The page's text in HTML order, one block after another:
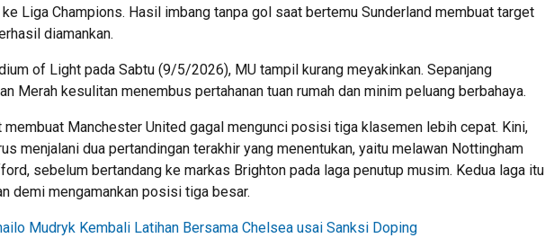
Liga Champions. Hasil imbang tanpa gol saat bertemu Sunderland membuat target
diamankan.
of Light pada Sabtu (9/5/2026), MU tampil kurang meyakinkan. Sepanjang
Merah kesulitan menembus pertahanan tuan rumah dan minim peluang berbahaya.
Manchester United gagal mengunci posisi tiga klasemen lebih cepat. Kini,
menjalani dua pertandingan terakhir yang menentukan, yaitu melawan Nottingham
sebelum bertandang ke markas Brighton pada laga penutup musim. Kedua laga itu
demi mengamankan posisi tiga besar.
Mudryk Kembali Latihan Bersama Chelsea usai Sanksi Doping